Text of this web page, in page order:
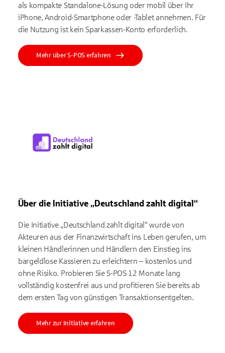
als kompakte Standalone-Lösung oder mobil über Ihr
iPhone, Android-Smartphone oder -Tablet annehmen. Für
die Nutzung ist kein Sparkassen-Konto erforderlich.
Mehr über S-POS erfahren
Über die Initiative „Deutschland zahlt digital“
Die Initiative „Deutschland zahlt digital“ wurde von
Akteuren aus der Finanzwirtschaft ins Leben gerufen, um
kleinen Händlerinnen und Händlern den Einstieg ins
bargeldlose Kassieren zu erleichtern – kostenlos und
ohne Risiko. Probieren Sie S-POS 12 Monate lang
vollständig kostenfrei aus und profitieren Sie bereits ab
dem ersten Tag von günstigen Transaktionsentgelten.
Mehr zur Initiative erfahren